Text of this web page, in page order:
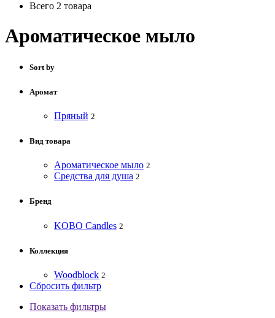
Всего 2 товара
Ароматическое мыло
Sort by
Аромат
Пряный 2
Вид товара
Ароматическое мыло 2
Средства для душа 2
Бренд
KOBO Candles 2
Коллекция
Woodblock 2
Сбросить фильтр
Показать фильтры